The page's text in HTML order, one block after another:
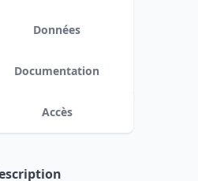
constante entre 1999
se base sur les seules
Données
Documentation
Accès